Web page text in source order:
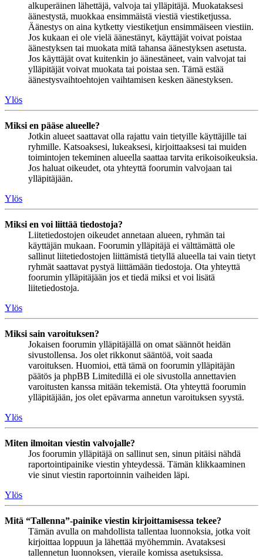
alkuperäinen lähettäjä, valvoja tai ylläpitäjä. Muokataksesi
äänestystä, muokkaa ensimmäistä viestiä viestiketjussa.
Äänestys on aina kytketty viestiketjun ensimmäiseen viestiin.
Jos kukaan ei ole vielä äänestänyt, käyttäjät voivat poistaa
äänestyksen tai muokata mitä tahansa äänestyksen asetusta.
Jos käyttäjät ovat kuitenkin jo äänestäneet, vain valvojat tai
ylläpitäjät voivat muokata tai poistaa sen. Tämä estää
äänestysvaihtoehtojen vaihtamisen kesken äänestyksen.
Ylös
Miksi en pääse alueelle?
Jotkin alueet saattavat olla rajattu vain tietyille käyttäjille tai
ryhmille. Katsoaksesi, lukeaksesi, kirjoittaaksesi tai muiden
toimintojen tekeminen alueella saattaa tarvita erikoisoikeuksia.
Jos haluat oikeudet, ota yhteyttä foorumin valvojaan tai
ylläpitäjään.
Ylös
Miksi en voi liittää tiedostoja?
Liitetiedostojen oikeudet annetaan alueen, ryhmän tai
käyttäjän mukaan. Foorumin ylläpitäjä ei välttämättä ole
sallinut liitetiedostojen liittämistä tietyllä alueella tai vain tietyt
ryhmät saattavat pystyä liittämään tiedostoja. Ota yhteyttä
foorumin ylläpitäjään jos et tiedä miksi et voi lisätä
liitetiedostoja.
Ylös
Miksi sain varoituksen?
Jokaisen foorumin ylläpitäjällä on omat säännöt heidän
sivustollensa. Jos olet rikkonut sääntöä, voit saada
varoituksen. Huomioi, että tämä on foorumin ylläpitäjän
päätös ja phpBB Limitedillä ei ole sivustolla annettavien
varoitusten kanssa mitään tekemistä. Ota yhteyttä foorumin
ylläpitäjään, jos olet epävarma annetun varoituksen syystä.
Ylös
Miten ilmoitan viestin valvojalle?
Jos foorumin ylläpitäjä on sallinut sen, sinun pitäisi nähdä
raportointipainike viestin yhteydessä. Tämän klikkaaminen
vie sinut viestin raportoinnin vaiheiden läpi.
Ylös
Mitä “Tallenna”-painike viestin kirjoittamisessa tekee?
Tämän avulla on mahdollista tallentaa luonnoksia, jotka voit
kirjoittaa loppuun ja lähettää myöhemmin. Avataksesi
tallennetun luonnoksen, vieraile komissa asetuksissa.